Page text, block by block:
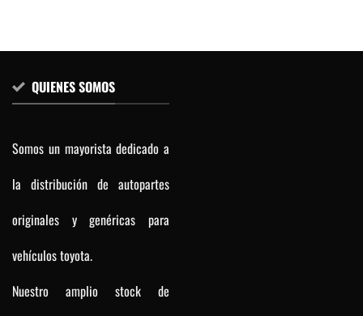
QUIENES SOMOS
Somos un mayorista dedicado a
la distribución de autopartes
originales y genéricas para
vehículos toyota.
Nuestro amplio stock de